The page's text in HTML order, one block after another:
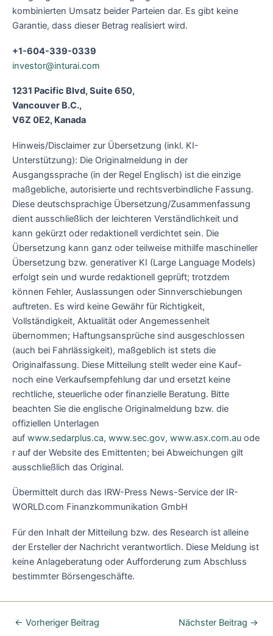
kombinierten Umsatz beider Parteien dar. Es gibt keine
Garantie, dass dieser Betrag realisiert wird.
+1-604-339-0339
investor@inturai.com
1231 Pacific Blvd, Suite 650,
Vancouver B.C.,
V6Z 0E2, Kanada
Hinweis/Disclaimer zur Übersetzung (inkl. KI-
Unterstützung): Die Originalmeldung in der
Ausgangssprache (in der Regel Englisch) ist die einzige
maßgebliche, autorisierte und rechtsverbindliche Fassung.
Diese deutschsprachige Übersetzung/Zusammenfassung
dient ausschließlich der leichteren Verständlichkeit und
kann gekürzt oder redaktionell verdichtet sein. Die
Übersetzung kann ganz oder teilweise mithilfe maschineller
Übersetzung bzw. generativer KI (Large Language Models)
erfolgt sein und wurde redaktionell geprüft; trotzdem
können Fehler, Auslassungen oder Sinnverschiebungen
auftreten. Es wird keine Gewähr für Richtigkeit,
Vollständigkeit, Aktualität oder Angemessenheit
übernommen; Haftungsansprüche sind ausgeschlossen
(auch bei Fahrlässigkeit), maßgeblich ist stets die
Originalfassung. Diese Mitteilung stellt weder eine Kauf-
noch eine Verkaufsempfehlung dar und ersetzt keine
rechtliche, steuerliche oder finanzielle Beratung. Bitte
beachten Sie die englische Originalmeldung bzw. die
offiziellen Unterlagen
auf www.sedarplus.ca, www.sec.gov, www.asx.com.au ode
r auf der Website des Emittenten; bei Abweichungen gilt
ausschließlich das Original.
Übermittelt durch das IRW-Press News-Service der IR-
WORLD.com Finanzkommunikation GmbH
Für den Inhalt der Mitteilung bzw. des Research ist alleine
der Ersteller der Nachricht verantwortlich. Diese Meldung ist
keine Anlageberatung oder Aufforderung zum Abschluss
bestimmter Börsengeschäfte.
← Vorheriger Beitrag Nächster Beitrag →